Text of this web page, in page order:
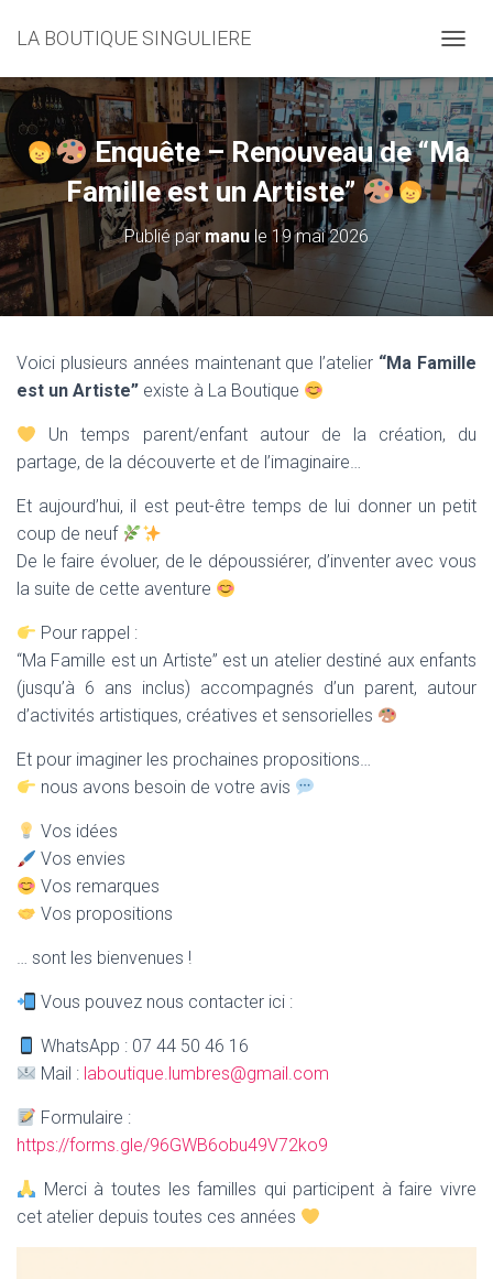
LA BOUTIQUE SINGULIERE
É
P
L
I
E
R
L
N
A
V
T
N
Enquête – Renouveau de “Ma
Famille est un Artiste”
Publié parmanu le19 mai 2026
Voici plusieurs années maintenant que l’atelier “Ma Famille
est un Artiste” existe à La Boutique
Un temps parent/enfant autour de la création, du
partage, de la découverte et de l’imaginaire…
Et aujourd’hui, il est peut-être temps de lui donner un petit
coup de neuf
De le faire évoluer, de le dépoussiérer, d’inventer avec vous
la suite de cette aventure
Pour rappel :
“Ma Famille est un Artiste” est un atelier destiné aux enfants
(jusqu’à 6 ans inclus) accompagnés d’un parent, autour
d’activités artistiques, créatives et sensorielles
Et pour imaginer les prochaines propositions…
nous avons besoin de votre avis
Vos idées
Vos envies
Vos remarques
Vos propositions
… sont les bienvenues !
Vous pouvez nous contacter ici :
WhatsApp : 07 44 50 46 16
Mail : laboutique.lumbres@gmail.com
Formulaire :
https://forms.gle/96GWB6obu49V72ko9
Merci à toutes les familles qui participent à faire vivre
cet atelier depuis toutes ces années